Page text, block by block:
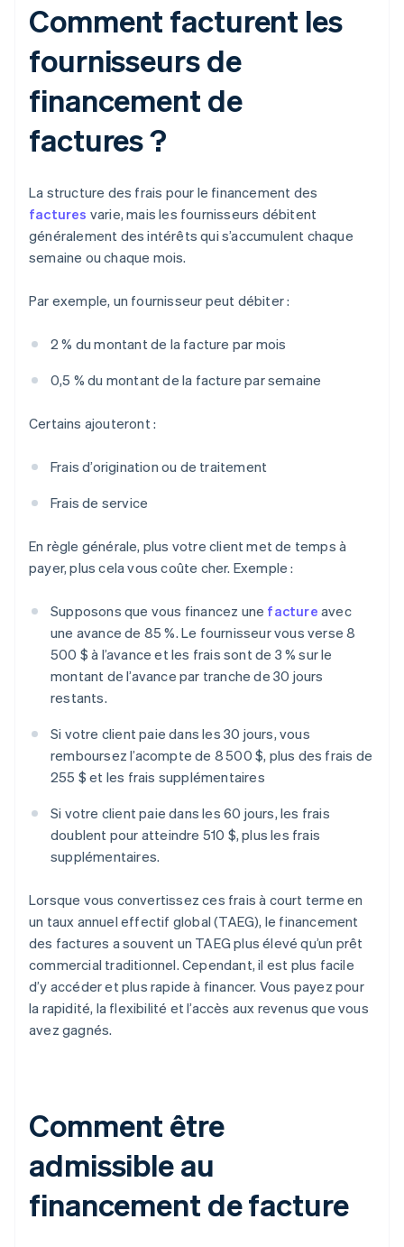
Comment facturent les
fournisseurs de
financement de
factures ?
La structure des frais pour le financement des
factures varie, mais les fournisseurs débitent
généralement des intérêts qui s’accumulent chaque
semaine ou chaque mois.
Par exemple, un fournisseur peut débiter :
2 % du montant de la facture par mois
0,5 % du montant de la facture par semaine
Certains ajouteront :
Frais d’origination ou de traitement
Frais de service
En règle générale, plus votre client met de temps à
payer, plus cela vous coûte cher. Exemple :
Supposons que vous financez une facture avec
une avance de 85 %. Le fournisseur vous verse 8
500 $ à l’avance et les frais sont de 3 % sur le
montant de l’avance par tranche de 30 jours
restants.
Si votre client paie dans les 30 jours, vous
remboursez l’acompte de 8 500 $, plus des frais de
255 $ et les frais supplémentaires
Si votre client paie dans les 60 jours, les frais
doublent pour atteindre 510 $, plus les frais
supplémentaires.
Lorsque vous convertissez ces frais à court terme en
un taux annuel effectif global (TAEG), le financement
des factures a souvent un TAEG plus élevé qu’un prêt
commercial traditionnel. Cependant, il est plus facile
d’y accéder et plus rapide à financer. Vous payez pour
la rapidité, la flexibilité et l’accès aux revenus que vous
avez gagnés.
Comment être
admissible au
financement de facture